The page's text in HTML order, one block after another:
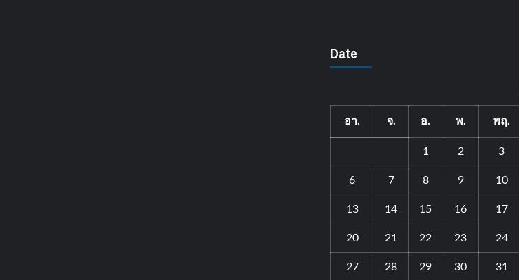
Date
อา. จ. อ. พ. พฤ.
1 2 3
6 7 8 9 10
13 14 15 16 17
20 21 22 23 24
27 28 29 30 31